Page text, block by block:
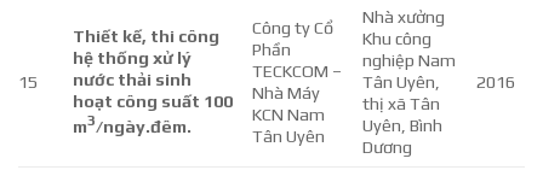
15
Thiết kế, thi công
hệ thống xử lý
nước thải sinh
hoạt công suất 100
m3/ngày.đêm.
Công ty Cổ
Phần
TECKCOM –
Nhà Máy
KCN Nam
Tân Uyên
Nhà xưởng
Khu công
nghiệp Nam
Tân Uyên,
thị xã Tân
Uyên, Bình
Dương
2016